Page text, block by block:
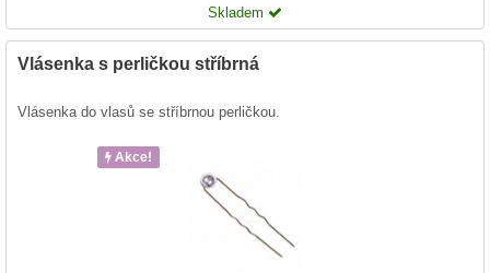
Skladem
Vlásenka s perličkou stříbrná
Vlásenka do vlasů se stříbrnou perličkou.
Akce!